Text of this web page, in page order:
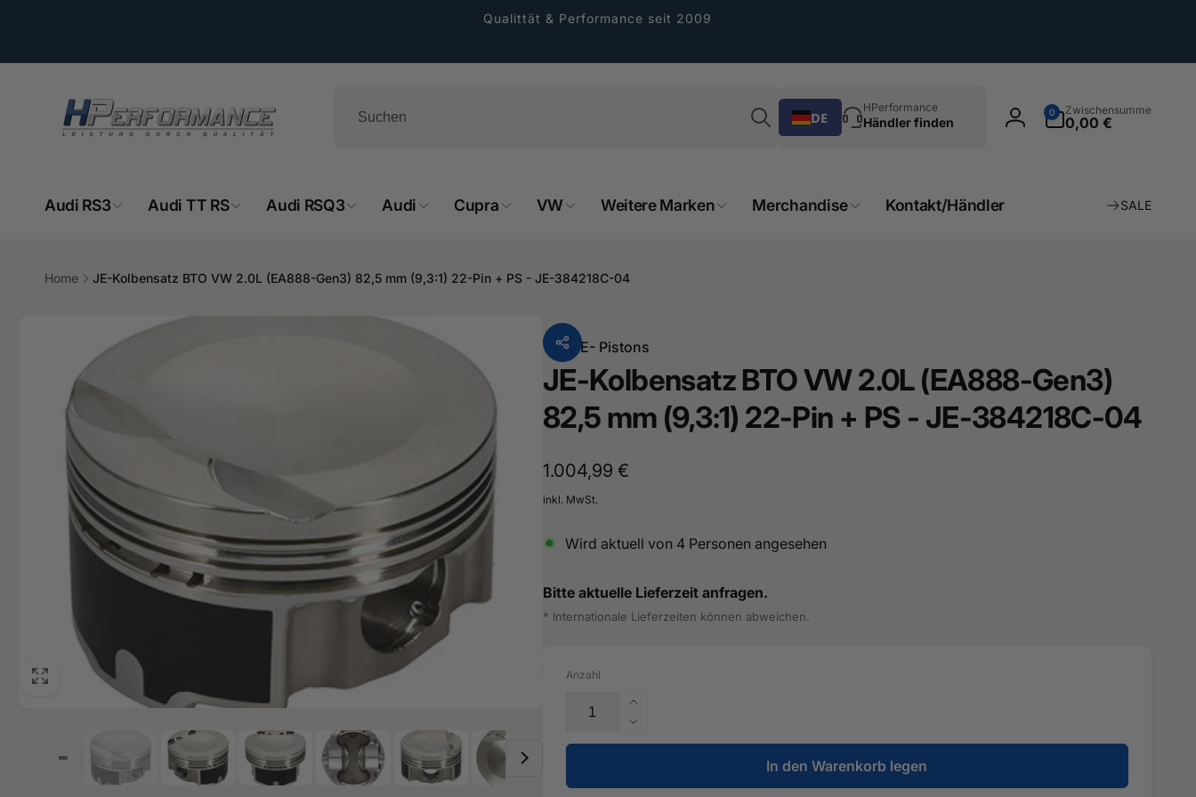
Qualittät & Performance seit 2009
Suchen
DE
HPerformance
Händler finden Einloggen
0
Artikel
Zwischensumme
0,00 €
Audi RS3 Audi TT RS Audi RSQ3 Audi Cupra VW Weitere Marken Merchandise Kontakt/Händler SALE
Home JE-Kolbensatz BTO VW 2.0L (EA888-Gen3) 82,5 mm (9,3:1) 22-Pin + PS - JE-384218C-04
VonJE- Pistons
JE-Kolbensatz BTO VW 2.0L (EA888-Gen3)
82,5 mm (9,3:1) 22-Pin + PS - JE-384218C-04
Normaler
Preis
1.004,99 €
inkl. MwSt.
Wird aktuell von 4Personen angesehen
Bitte aktuelle Lieferzeit anfragen.
* Internationale Lieferzeiten können abweichen.
Anzahl
Erhöhe
die
Menge
JE-
Verringere
die
für
In den Warenkorb legen
- 4 tagen
Hemsbacher Straße 8